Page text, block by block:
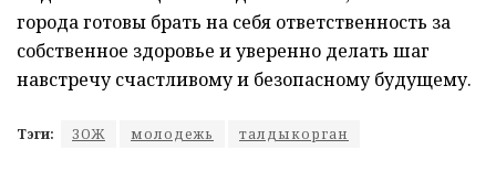
города готовы брать на себя ответственность за
собственное здоровье и уверенно делать шаг
навстречу счастливому и безопасному будущему.
Тэги: ЗОЖ молодежь талдыкорган